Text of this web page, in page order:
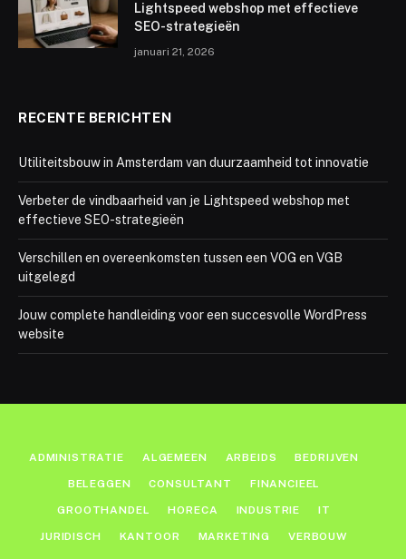
Lightspeed webshop met effectieve
SEO-strategieën
januari 21, 2026
RECENTE BERICHTEN
Utiliteitsbouw in Amsterdam van duurzaamheid tot innovatie
Verbeter de vindbaarheid van je Lightspeed webshop met
effectieve SEO-strategieën
Verschillen en overeenkomsten tussen een VOG en VGB
uitgelegd
Jouw complete handleiding voor een succesvolle WordPress
website
ADMINISTRATIE ALGEMEEN ARBEIDS BEDRIJVEN
BELEGGEN CONSULTANT FINANCIEEL
GROOTHANDEL HORECA INDUSTRIE IT
JURIDISCH KANTOOR MARKETING VERBOUW